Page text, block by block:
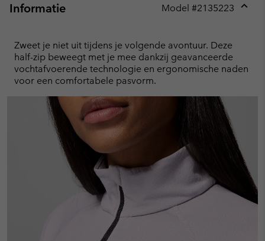
Informatie Model #2135223
Zweet je niet uit tijdens je volgende avontuur. Deze
half-zip beweegt met je mee dankzij geavanceerde
vochtafvoerende technologie en ergonomische naden
voor een comfortabele pasvorm.